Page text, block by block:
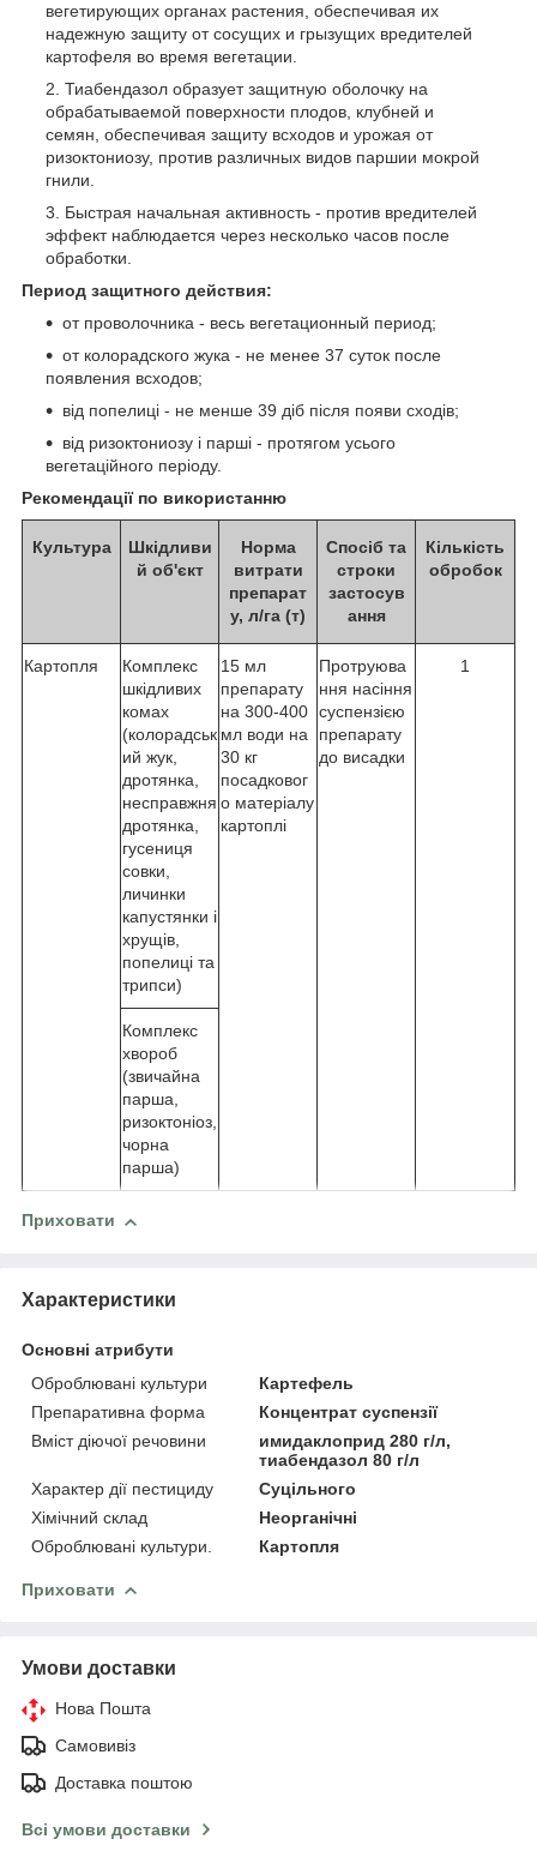
вегетирующих органах растения, обеспечивая их
надежную защиту от сосущих и грызущих вредителей
картофеля во время вегетации.
Тиабендазол образует защитную оболочку на
обрабатываемой поверхности плодов, клубней и
семян, обеспечивая защиту всходов и урожая от
ризоктониозу, против различных видов паршии мокрой
гнили.
Быстрая начальная активность - против вредителей
эффект наблюдается через несколько часов после
обработки.
Период защитного действия:
от проволочника - весь вегетационный период;
от колорадского жука - не менее 37 суток после
появления всходов;
від попелиці - не менше 39 діб після появи сходів;
від ризоктониозу і парші - протягом усього
вегетаційного періоду.
Рекомендації по використанню
Культура
Шкідливи
й об'єкт
Норма
витрати
препарат
у, л/га (т)
Спосіб та
строки
застосув
ання
Кількість
обробок
Картопля
Комплекс
шкідливих
комах
(колорадськ
ий жук,
дротянка,
несправжня
дротянка,
гусениця
совки,
личинки
капустянки і
хрущів,
попелиці та
трипси)
15 мл
препарату
на 300-400
мл води на
30 кг
посадковог
о матеріалу
картоплі
Протруюва
ння насіння
суспензією
препарату
до висадки
1
Комплекс
хвороб
(звичайна
парша,
ризоктоніоз,
чорна
парша)
Приховати
Характеристики
Основні атрибути
Оброблювані культури
Картефель
Препаративна форма
Концентрат суспензії
Вміст діючої речовини
имидаклоприд 280 г/л,
тиабендазол 80 г/л
Характер дії пестициду
Суцільного
Хімічний склад
Неорганічні
Оброблювані культури.
Картопля
Приховати
Умови доставки
Нова Пошта
Самовивіз
Доставка поштою
Всі умови доставки